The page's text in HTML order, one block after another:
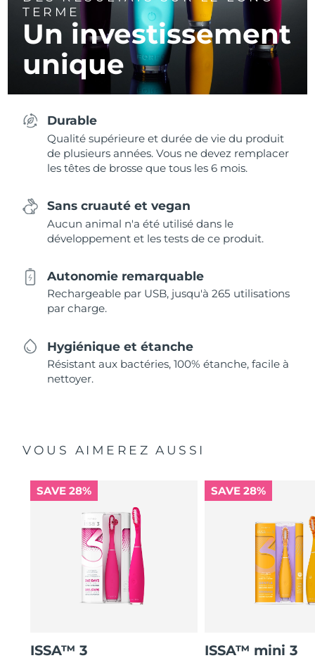
TERME
Un investissement
unique
Durable
Qualité supérieure et durée de vie du produit
de plusieurs années. Vous ne devez remplacer
les têtes de brosse que tous les 6 mois.
Sans cruauté et vegan
Aucun animal n'a été utilisé dans le
développement et les tests de ce produit.
Autonomie remarquable
Rechargeable par USB, jusqu'à 265 utilisations
par charge.
Hygiénique et étanche
Résistant aux bactéries, 100% étanche, facile à
nettoyer.
VOUS AIMEREZ AUSSI
SAVE 28%
ISSA™ 3
SAVE 28%
ISSA™ mini 3